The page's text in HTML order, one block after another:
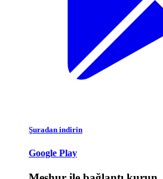
Şuradan indirin
Google Play